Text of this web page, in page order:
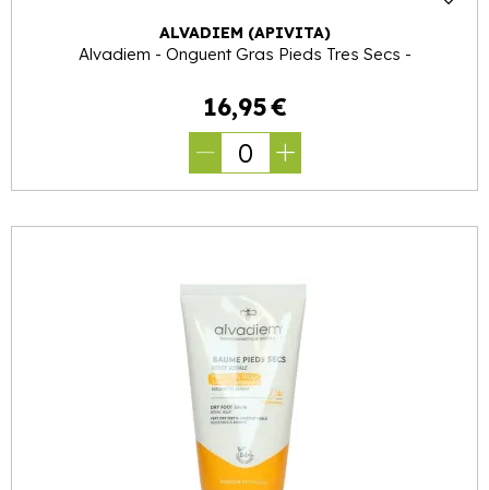
ALVADIEM (APIVITA)
Alvadiem - Onguent Gras Pieds Tres Secs -
16,95€
0